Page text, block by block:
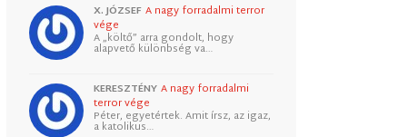
X. JÓZSEF A nagy forradalmi terror
vége
A „költő” arra gondolt, hogy
alapvető különbség va…
KERESZTÉNY A nagy forradalmi
terror vége
Péter, egyetértek. Amit írsz, az igaz,
a katolikus…